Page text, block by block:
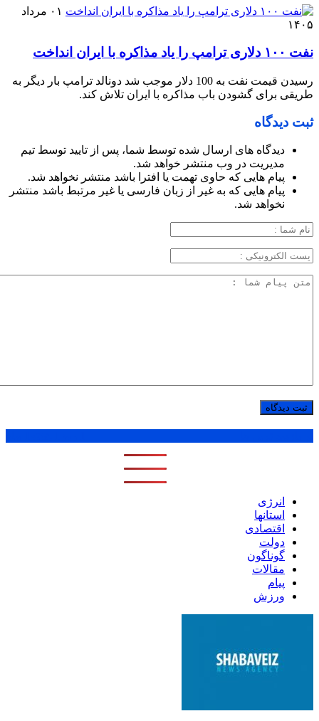
۰۱ مرداد
۱۴۰۵
نفت ۱۰۰ دلاری ترامپ را یاد مذاکره با ایران انداخت
رسیدن قیمت نفت به 100 دلار موجب شد دونالد ترامپ بار دیگر به
طریقی برای گشودن باب مذاکره با ایران تلاش کند.
ثبت دیدگاه
دیدگاه های ارسال شده توسط شما، پس از تایید توسط تیم
مدیریت در وب منتشر خواهد شد.
پیام هایی که حاوی تهمت یا افترا باشد منتشر نخواهد شد.
پیام هایی که به غیر از زبان فارسی یا غیر مرتبط باشد منتشر
نخواهد شد.
انرژی
استانها
اقتصادی
دولت
گوناگون
مقالات
پیام
ورزش